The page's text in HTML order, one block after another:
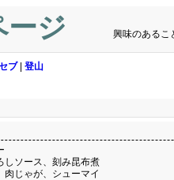
ージ 興味のあるこ
ブ| 登山
しソース、刻み昆布煮
肉じゃが、シューマイ